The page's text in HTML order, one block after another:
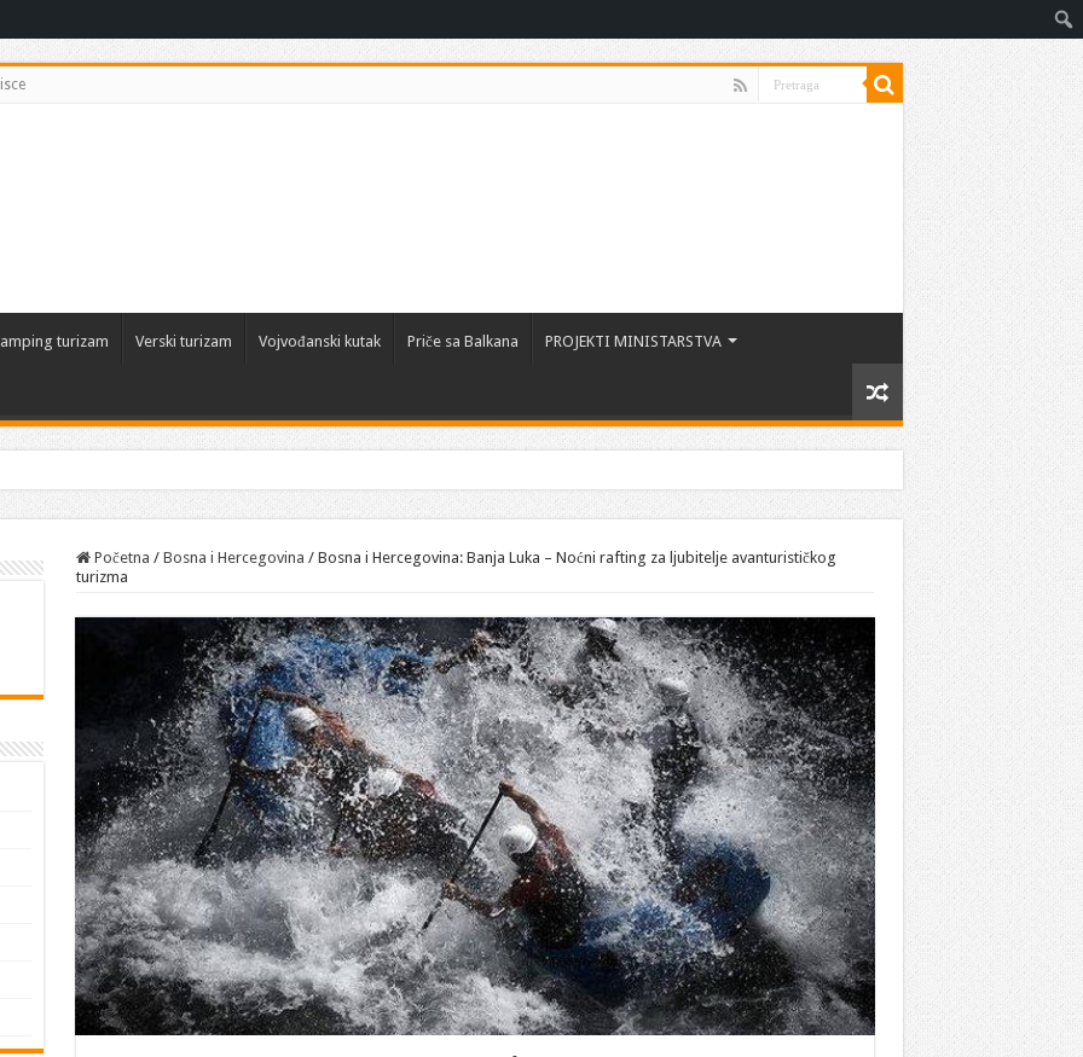
turizam Verski turizam Vojvođanski kutak Priče sa Balkana PROJEKTI MINISTARSTVA
tradicija i savremena uživanja
Početna / Bosna i Hercegovina / Bosna i Hercegovina: Banja Luka – Noćni rafting za ljubitelje avanturističkog
turizma